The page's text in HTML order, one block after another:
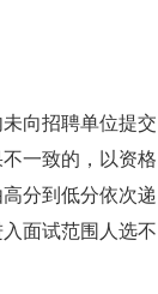
向招聘单位提交
一致的，以资格
分到低分依次递
面试范围人选不